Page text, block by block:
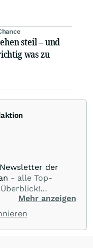
steil – und
was zu
der
- alle Top-
Thema!Für
Channel ist
Fachjournalisten
Mehr anzeigen